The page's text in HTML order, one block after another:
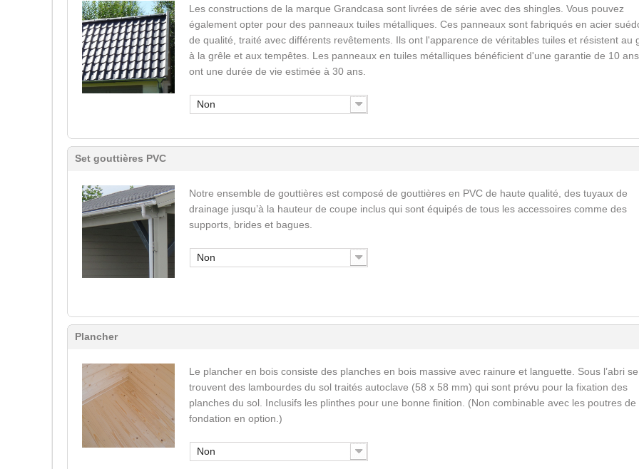
Les constructions de la marque Grandcasa sont livrées de série avec des shingles. Vous pouvez
également opter pour des panneaux tuiles métalliques. Ces panneaux sont fabriqués en acier
de qualité, traité avec différents revêtements. Ils ont l'apparence de véritables tuiles et résistent au
à la grêle et aux tempêtes. Les panneaux en tuiles métalliques bénéficient d'une garantie de 10
ont une durée de vie estimée à 30 ans.
Non
Set gouttières PVC
Notre ensemble de gouttières est composé de gouttières en PVC de haute qualité, des tuyaux de
drainage jusqu’à la hauteur de coupe inclus qui sont équipés de tous les accessoires comme des
supports, brides et bagues.
Non
Plancher
Le plancher en bois consiste des planches en bois massive avec rainure et languette. Sous l’abri se
trouvent des lambourdes du sol traités autoclave (58 x 58 mm) qui sont prévu pour la fixation des
planches du sol. Inclusifs les plinthes pour une bonne finition. (Non combinable avec les poutres de
fondation en option.)
Non